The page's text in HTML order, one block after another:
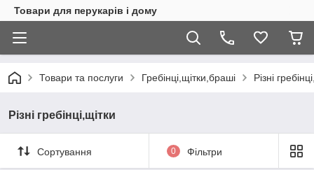
Товари для перукарів і дому
Товари та послуги Гребінці,щітки,браші Різні
Різні гребінці,щітки
Сортування 0 Фільтри